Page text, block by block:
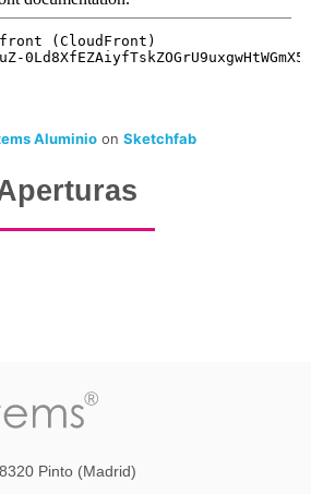
Aluminio on Sketchfab
Pinto (Madrid)